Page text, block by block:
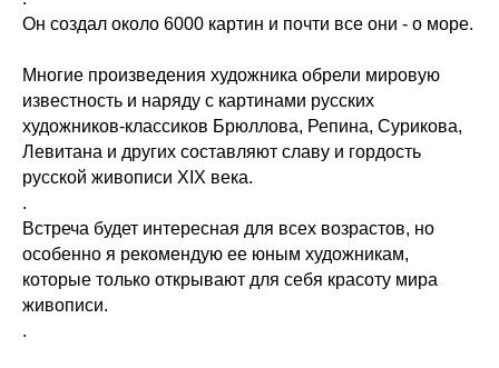
Он создал около 6000 картин и почти все они - о море.
Многие произведения художника обрели мировую
известность и наряду с картинами русских
художников-классиков Брюллова, Репина, Сурикова,
Левитана и других составляют славу и гордость
русской живописи XIX века.
.
Встреча будет интересная для всех возрастов, но
особенно я рекомендую ее юным художникам,
которые только открывают для себя красоту мира
живописи.
.